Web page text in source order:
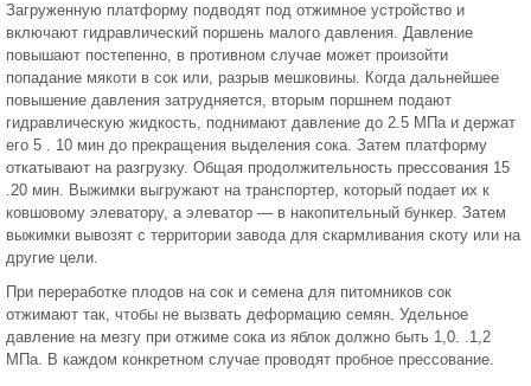
Загруженную платформу подводят под отжимное устройство и
включают гидравлический поршень малого давления. Давление
повышают постепенно, в противном случае может произойти
попадание мякоти в сок или, разрыв мешковины. Когда дальнейшее
повышение давления затрудняется, вторым поршнем подают
гидравлическую жидкость, поднимают давление до 2.5 МПа и держат
его 5 . 10 мин до прекращения выделения сока. Затем платформу
откатывают на разгрузку. Общая продолжительность прессования 15
.20 мин. Выжимки выгружают на транспортер, который подает их к
ковшовому элеватору, а элеватор — в накопительный бункер. Затем
выжимки вывозят с территории завода для скармливания скоту или на
другие цели.
При переработке плодов на сок и семена для питомников сок
отжимают так, чтобы не вызвать деформацию семян. Удельное
давление на мезгу при отжиме сока из яблок должно быть 1,0. .1,2
МПа. В каждом конкретном случае проводят пробное прессование.